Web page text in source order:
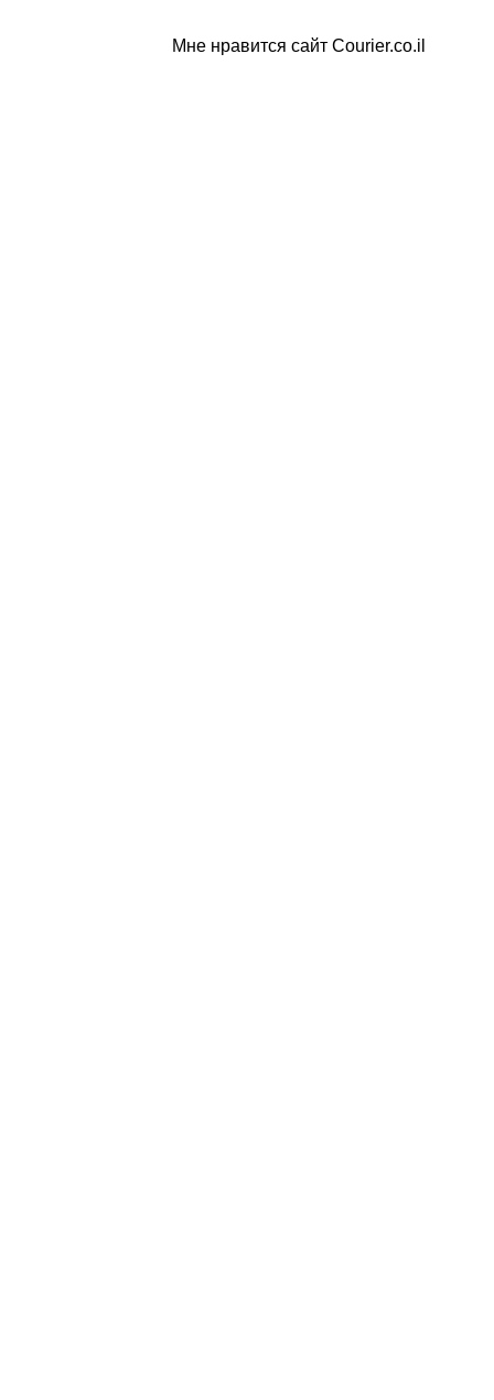
Мне нравится сайт Courier.co.il